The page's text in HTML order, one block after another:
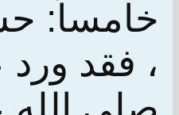
خامساً:
، فقد ورد